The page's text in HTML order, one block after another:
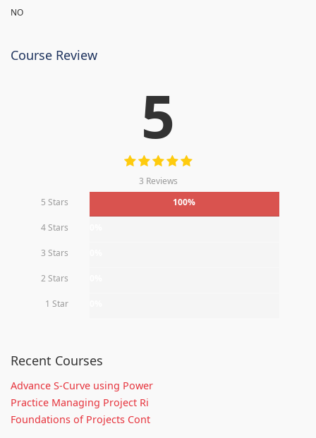
NO
Course Review
5
3 Reviews
5 Stars
100%
4 Stars
3 Stars
2 Stars
1 Star
Recent Courses
Advance S-Curve using Power
Practice Managing Project Ri
Foundations of Projects Cont